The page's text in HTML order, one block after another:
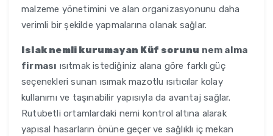
malzeme yönetimini ve alan organizasyonunu daha
verimli bir şekilde yapmalarına olanak sağlar.
Islak nemli kurumayan Küf sorunu nem alma
firması ısıtmak istediğiniz alana göre farklı güç
seçenekleri sunan ısımak mazotlu ısıtıcılar kolay
kullanımı ve taşınabilir yapısıyla da avantaj sağlar.
Rutubetli ortamlardaki nemi kontrol altına alarak
yapısal hasarların önüne geçer ve sağlıklı iç mekan